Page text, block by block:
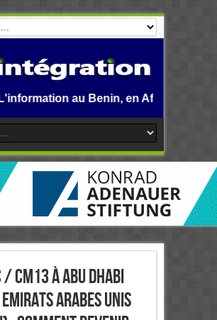
en Afrique et dans le monde.
/ CM13 à Abu Dhabi
Arabes Unis